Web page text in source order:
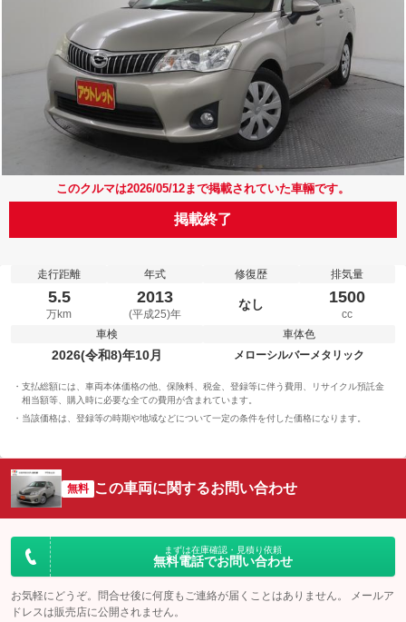
このクルマは2026/05/12まで掲載されていた車輛です。
掲載終了
走行距離
5.5
万km
年式
2013
(平成25)年
修復歴
なし
排気量
1500
cc
車検
2026(令和8)年10月
車体色
メローシルバーメタリック
支払総額には、車両本体価格の他、保険料、税金、登録等に伴う費用、リサイクル預託金
相当額等、購入時に必要な全ての費用が含まれています。
当該価格は、登録等の時期や地域などについて一定の条件を付した価格になります。
無料 この車両に関するお問い合わせ
まずは在庫確認・見積り依頼
無料電話でお問い合わせ
お気軽にどうぞ。問合せ後に何度もご連絡が届くことはありません。 メールア
ドレスは販売店に公開されません。